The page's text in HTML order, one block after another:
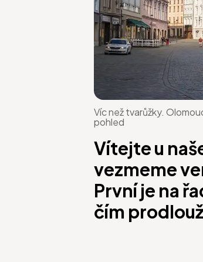
Víc než tvarůžky.
pohled
Vítejte u
vezmeme
První je na
čím